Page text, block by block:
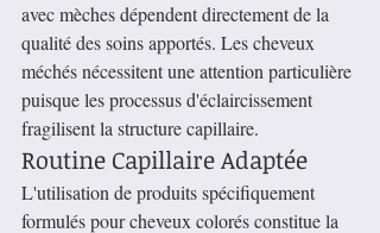
avec mèches dépendent directement de la
qualité des soins apportés. Les cheveux
méchés nécessitent une attention particulière
puisque les processus d'éclaircissement
fragilisent la structure capillaire.
Routine Capillaire Adaptée
L'utilisation de produits spécifiquement
formulés pour cheveux colorés constitue la